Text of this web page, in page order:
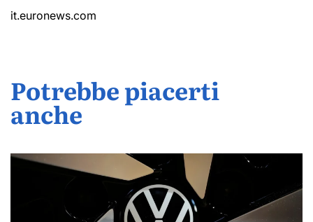
it.euronews.com
Potrebbe piacerti
anche